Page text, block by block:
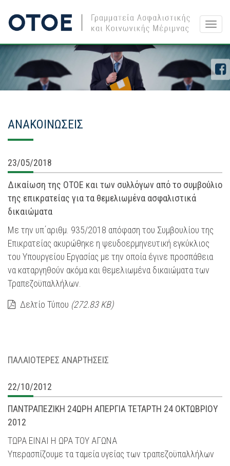
ΑΝΑΚΟΙΝΩΣΕΙΣ
23/05/2018
Δικαίωση της ΟΤΟΕ και των συλλόγων από το συμβούλιο
της επικρατείας για τα θεμελιωμένα ασφαλιστικά
δικαιώματα
Mε την υπ΄αριθμ. 935/2018 απόφαση του Συμβουλίου της
Επικρατείας ακυρώθηκε η ψευδοερμηνευτική εγκύκλιος
του Υπουργείου Εργασίας με την οποία έγινε προσπάθεια
να καταργηθούν ακόμα και θεμελιωμένα δικαιώματα των
Τραπεζοϋπαλλήλων.
Δελτίο Τύπου (272.83 KB)
ΠΑΛΑΙΟΤΕΡΕΣ ΑΝΑΡΤΗΣΕΙΣ
22/10/2012
ΠΑΝΤΡΑΠΕΖΙΚΗ 24ΩΡΗ ΑΠΕΡΓΙΑ ΤΕΤΑΡΤΗ 24 ΟΚΤΩΒΡΙΟΥ
2012
ΤΩΡΑ ΕΙΝΑΙ Η ΩΡΑ ΤΟΥ ΑΓΩΝΑ
Υπερασπίζουμε τα ταμεία υγείας των τραπεζοϋπαλλήλων